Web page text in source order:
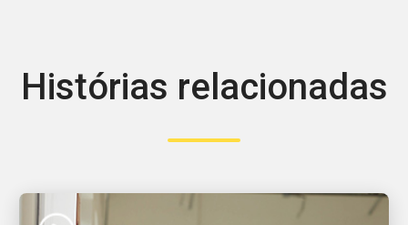
Histórias relacionadas